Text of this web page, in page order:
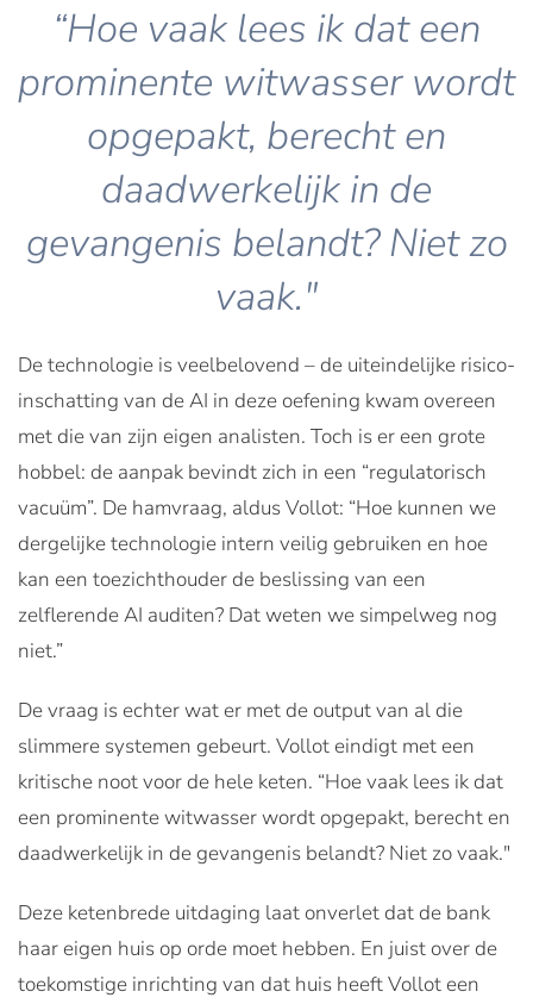
“Hoe vaak lees ik dat een
prominente witwasser wordt
opgepakt, berecht en
daadwerkelijk in de
gevangenis belandt? Niet zo
vaak."
De technologie is veelbelovend – de uiteindelijke risico-
inschatting van de AI in deze oefening kwam overeen
met die van zijn eigen analisten. Toch is er een grote
hobbel: de aanpak bevindt zich in een “regulatorisch
vacuüm”. De hamvraag, aldus Vollot: “Hoe kunnen we
dergelijke technologie intern veilig gebruiken en hoe
kan een toezichthouder de beslissing van een
zelflerende AI auditen? Dat weten we simpelweg nog
niet.”
De vraag is echter wat er met de output van al die
slimmere systemen gebeurt. Vollot eindigt met een
kritische noot voor de hele keten. “Hoe vaak lees ik dat
een prominente witwasser wordt opgepakt, berecht en
daadwerkelijk in de gevangenis belandt? Niet zo vaak."
Deze ketenbrede uitdaging laat onverlet dat de bank
haar eigen huis op orde moet hebben. En juist over de
toekomstige inrichting van dat huis heeft Vollot een